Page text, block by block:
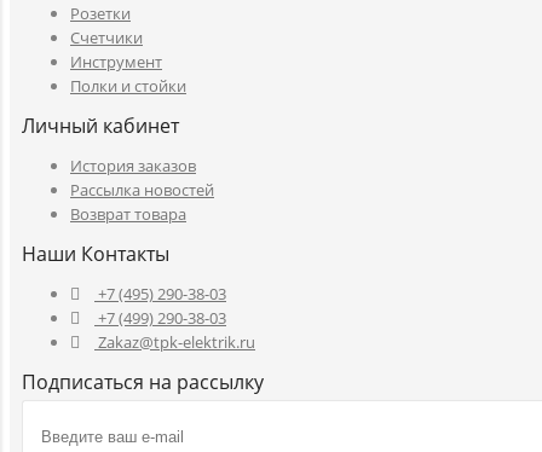
Розетки
Счетчики
Инструмент
Полки и стойки
Личный кабинет
История заказов
Рассылка новостей
Возврат товара
Наши Контакты
+7 (495) 290-38-03
+7 (499) 290-38-03
Zakaz@tpk-elektrik.ru
Подписаться на рассылку